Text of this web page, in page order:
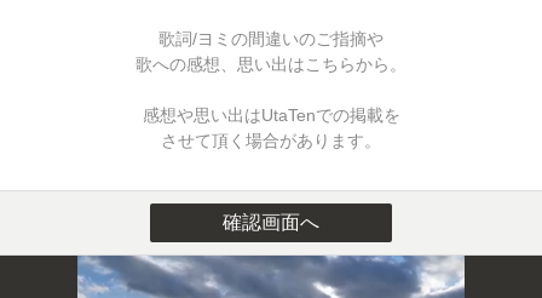
歌詞/ヨミの間違いのご指摘や
歌への感想、思い出はこちらから。
感想や思い出はUtaTenでの掲載を
させて頂く場合があります。
確認画面へ